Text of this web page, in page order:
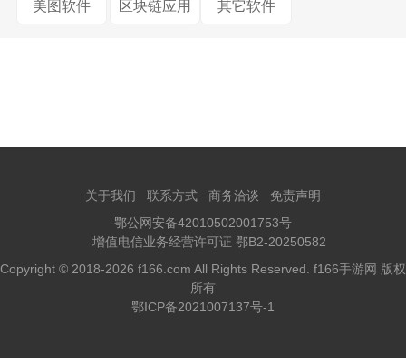
美图软件 区块链应用 其它软件
关于我们 联系方式 商务洽谈
免责声明
鄂公网安备42010502001753号
增值电信业务经营许可证 鄂B2-20250582
Copyright © 2018-2026 f166.com All Rights Reserved. f166手游网 版权
所有
鄂ICP备2021007137号-1